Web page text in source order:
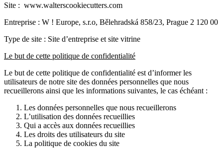
Site : www.walterscookiecutters.com
Entreprise : W ! Europe, s.r.o, Bělehradská 858/23, Prague 2 120 00
Type de site : Site d’entreprise et site vitrine
Le but de cette politique de confidentialité
Le but de cette politique de confidentialité est d’informer les
utilisateurs de notre site des données personnelles que nous
recueillerons ainsi que les informations suivantes, le cas échéant :
Les données personnelles que nous recueillerons
L’utilisation des données recueillies
Qui a accès aux données recueillies
Les droits des utilisateurs du site
La politique de cookies du site